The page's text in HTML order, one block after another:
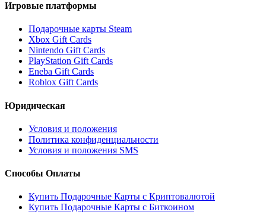
Игровые платформы
Подарочные карты Steam
Xbox Gift Cards
Nintendo Gift Cards
PlayStation Gift Cards
Eneba Gift Cards
Roblox Gift Cards
Юридическая
Условия и положения
Политика конфиденциальности
Условия и положения SMS
Способы Оплаты
Купить Подарочные Карты с Криптовалютой
Купить Подарочные Карты с Биткоином